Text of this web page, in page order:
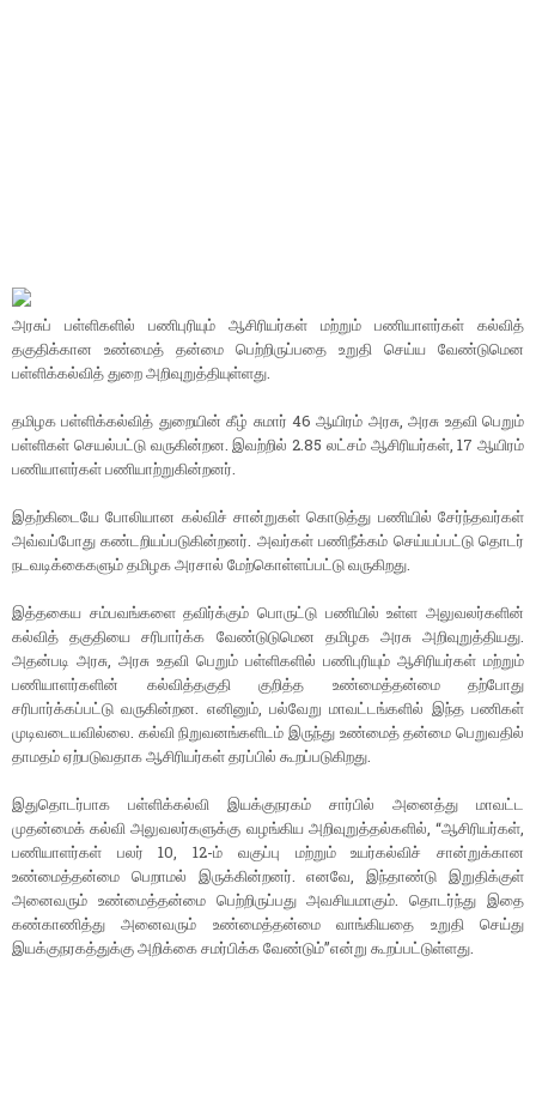
அரசுப் பள்ளிகளில் பணிபுரியும் ஆசிரியர்கள் மற்றும் பணியாளர்கள் கல்வித்
தகுதிக்கான உண்மைத் தன்மை பெற்றிருப்பதை உறுதி செய்ய வேண்டுமென
பள்ளிக்கல்வித் துறை அறிவுறுத்தியுள்ளது.
தமிழக பள்ளிக்கல்வித் துறையின் கீழ் சுமார் 46 ஆயிரம் அரசு, அரசு உதவி பெறும்
பள்ளிகள் செயல்பட்டு வருகின்றன. இவற்றில் 2.85 லட்சம் ஆசிரியர்கள், 17 ஆயிரம்
பணியாளர்கள் பணியாற்றுகின்றனர்.
இதற்கிடையே போலியான கல்விச் சான்றுகள் கொடுத்து பணியில் சேர்ந்தவர்கள்
அவ்வப்போது கண்டறியப்படுகின்றனர். அவர்கள் பணிநீக்கம் செய்யப்பட்டு தொடர்
நடவடிக்கைகளும் தமிழக அரசால் மேற்கொள்ளப்பட்டு வருகிறது.
இத்தகைய சம்பவங்களை தவிர்க்கும் பொருட்டு பணியில் உள்ள அலுவலர்களின்
கல்வித் தகுதியை சரிபார்க்க வேண்டுடுமென தமிழக அரசு அறிவுறுத்தியது.
அதன்படி அரசு, அரசு உதவி பெறும் பள்ளிகளில் பணிபுரியும் ஆசிரியர்கள் மற்றும்
பணியாளர்களின் கல்வித்தகுதி குறித்த உண்மைத்தன்மை தற்போது
சரிபார்க்கப்பட்டு வருகின்றன. எனினும், பல்வேறு மாவட்டங்களில் இந்த பணிகள்
முடிவடையவில்லை. கல்வி நிறுவனங்களிடம் இருந்து உண்மைத் தன்மை பெறுவதில்
தாமதம் ஏற்படுவதாக ஆசிரியர்கள் தரப்பில் கூறப்படுகிறது.
இதுதொடர்பாக பள்ளிக்கல்வி இயக்குநரகம் சார்பில் அனைத்து மாவட்ட
முதன்மைக் கல்வி அலுவலர்களுக்கு வழங்கிய அறிவுறுத்தல்களில், ‘‘ஆசிரியர்கள்,
பணியாளர்கள் பலர் 10, 12-ம் வகுப்பு மற்றும் உயர்கல்விச் சான்றுக்கான
உண்மைத்தன்மை பெறாமல் இருக்கின்றனர். எனவே, இந்தாண்டு இறுதிக்குள்
அனைவரும் உண்மைத்தன்மை பெற்றிருப்பது அவசியமாகும். தொடர்ந்து இதை
கண்காணித்து அனைவரும் உண்மைத்தன்மை வாங்கியதை உறுதி செய்து
இயக்குநரகத்துக்கு அறிக்கை சமர்பிக்க வேண்டும்’’என்று கூறப்பட்டுள்ளது.